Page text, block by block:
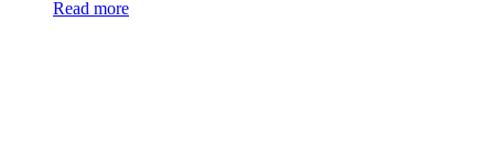
Read more